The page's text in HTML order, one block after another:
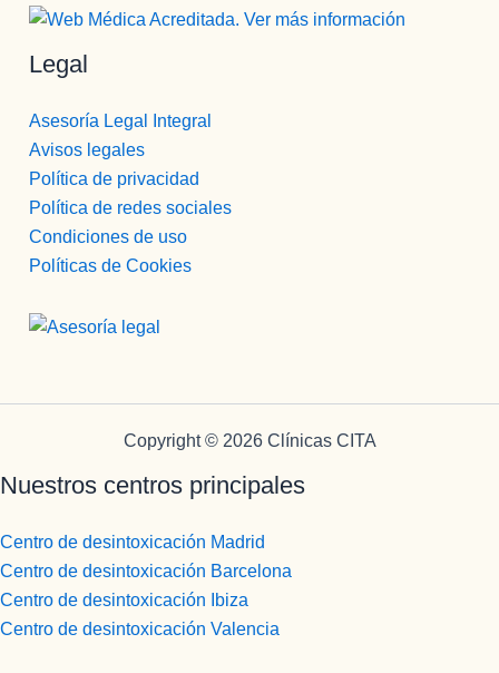
Legal
Asesoría Legal Integral
Avisos legales
Política de privacidad
Política de redes sociales
Condiciones de uso
Políticas de Cookies
Copyright © 2026 Clínicas CITA
Nuestros centros principales
Centro de desintoxicación Madrid
Centro de desintoxicación Barcelona
Centro de desintoxicación Ibiza
Centro de desintoxicación Valencia